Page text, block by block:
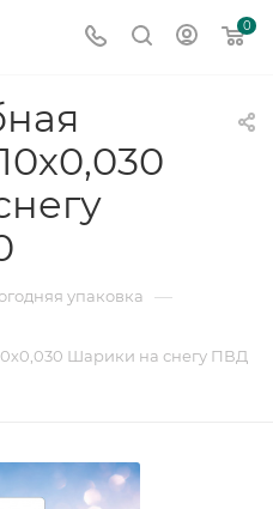
0
упаковка —
Шарики на снегу ПВД